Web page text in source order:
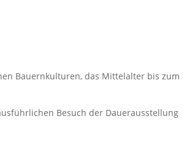
Bauernkulturen, das Mittelalter bis zum
Besuch der Dauerausstellung